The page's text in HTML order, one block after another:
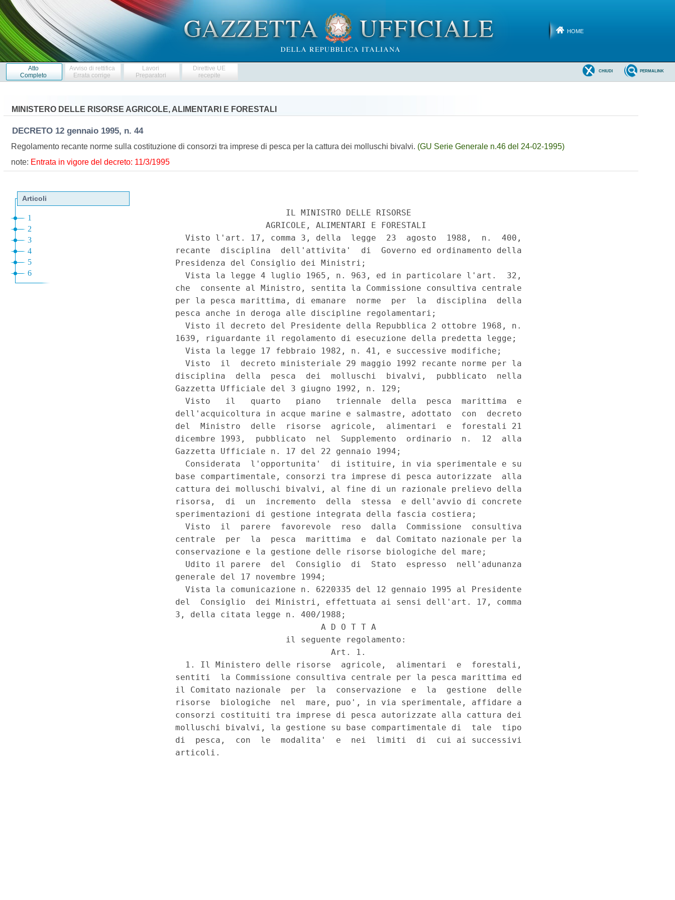
HOME
Atto
Completo
Avviso di rettifica
Errata corrige
Lavori
Preparatori
Direttive UE
recepite
PERMALINK
CHIUDI
MINISTERO DELLE RISORSE AGRICOLE, ALIMENTARI E FORESTALI
DECRETO 12 gennaio 1995, n. 44
Regolamento recante norme sulla costituzione di consorzi tra imprese di pesca per la cattura dei molluschi bivalvi. (GU Serie Generale n.46 del 24-02-1995)
note: Entrata in vigore del decreto: 11/3/1995